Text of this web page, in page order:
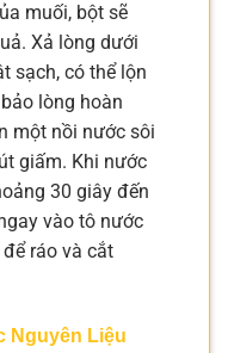
muối, bột sẽ
Xả lòng dưới
sạch, có thể lộn
lòng hoàn
một nồi nước sôi
giấm. Khi nước
30 giây đến
vào tô nước
ráo và cắt
Nguyên Liệu